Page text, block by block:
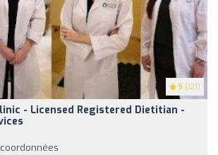
5 (121)
- Licensed Registered Dietitian -